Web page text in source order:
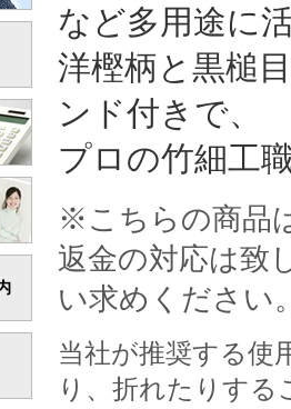
など多用途に
洋樫柄と黒槌
ンド付きで、
プロの竹細工
※こちらの商品
返金の対応は致
い求めください
当社が推奨する使
り、折れたりす